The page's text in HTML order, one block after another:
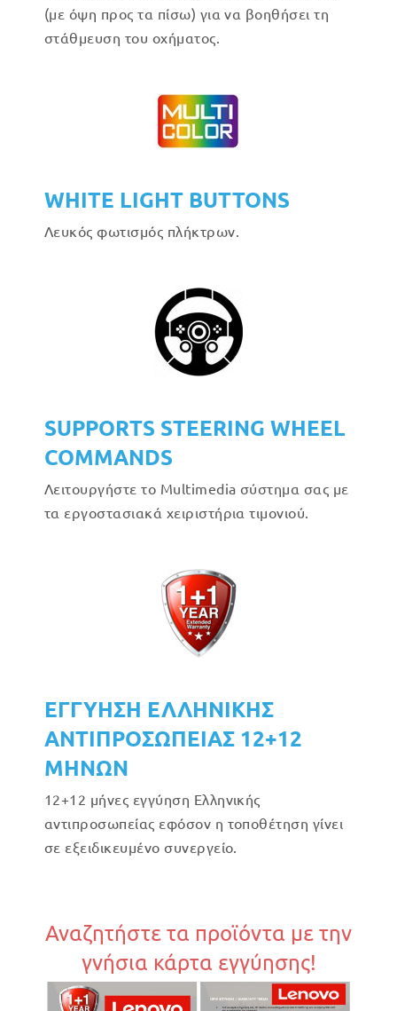
(με όψη προς τα πίσω) για να βοηθήσει τη
στάθμευση του οχήματος.
WHITE LIGHT BUTTONS
Λευκός φωτισμός πλήκτρων.
SUPPORTS STEERING WHEEL
COMMANDS
Λειτουργήστε το Multimedia σύστημα σας με
τα εργοστασιακά χειριστήρια τιμονιού.
ΕΓΓΥΗΣΗ ΕΛΛΗΝΙΚΗΣ
ΑΝΤΙΠΡΟΣΩΠΕΙΑΣ 12+12
ΜΗΝΩΝ
12+12 μήνες εγγύηση Ελληνικής
αντιπροσωπείας εφόσον η τοποθέτηση γίνει
σε εξειδικευμένο συνεργείο.
Αναζητήστε τα προϊόντα με την
γνήσια κάρτα εγγύησης!